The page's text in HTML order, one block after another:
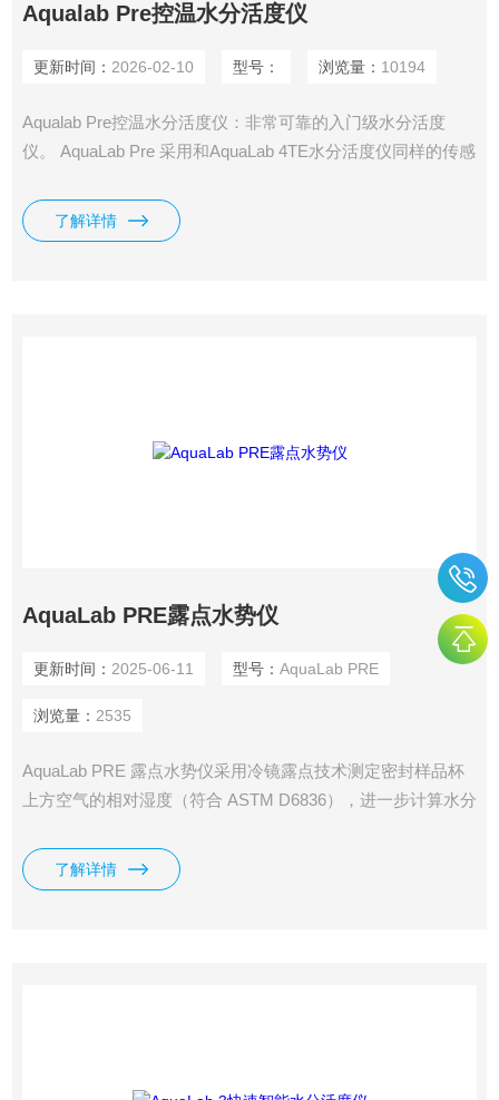
Aqualab Pre控温水分活度仪
更新时间： 2026-02-10 型号： 浏览量： 10194
Aqualab Pre控温水分活度仪：非常可靠的入门级水分活度
仪。 AquaLab Pre 采用和AquaLab 4TE水分活度仪同样的传感
围。 经济实用，性价比高。
了解详情
AquaLab PRE露点水势仪
更新时间： 2025-06-11 型号： AquaLab PRE
浏览量： 2535
AquaLab PRE 露点水势仪采用冷镜露点技术测定密封样品杯
上方空气的相对湿度（符合 ASTM D6836），进一步计算水分
活度和水势测量的标准工具。
了解详情